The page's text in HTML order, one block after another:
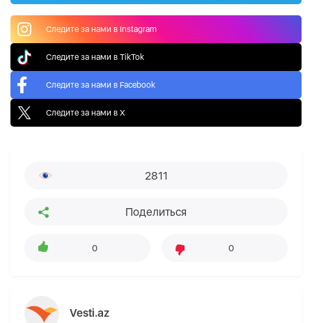
Следите за нами в Instagram
Следите за нами в TikTok
Следите за нами в Facebook
Следите за нами в X
2811
Поделиться
0 0
Vesti.az